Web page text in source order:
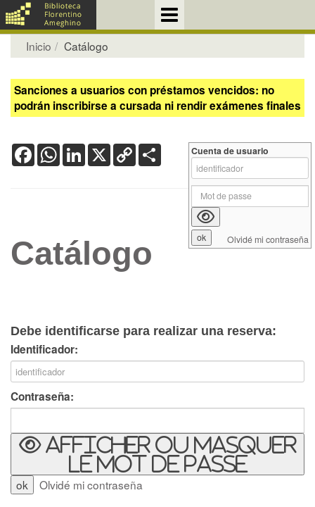
Inicio Catálogo
Sanciones a usuarios con préstamos vencidos: no
podrán inscribirse a cursada ni rendir exámenes finales
FacebookWhatsApp
LinkedIn
X Copy
Link
Catálogo
Debe identificarse para realizar una reserva:
Identificador:
Contraseña:
Afficher ou masquer
le mot de passe
Olvidé mi contraseña
Cuenta de usuario
Olvidé mi contraseña